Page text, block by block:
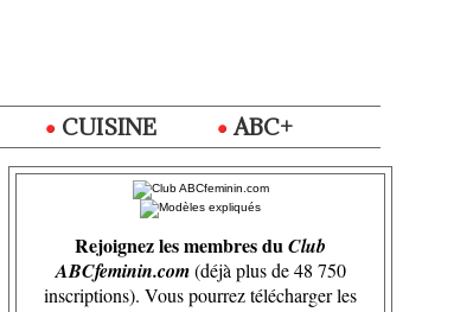
CUISINE
ABC+
Rejoignez les membres duClub
ABCfeminin.com(déjà plus de 48 750
inscriptions). Vous pourrez télécharger les